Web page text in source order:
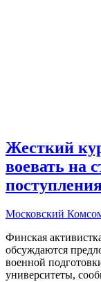
Жесткий
воевать на
Московский
Финская
обсуждаются
военной
университеты,